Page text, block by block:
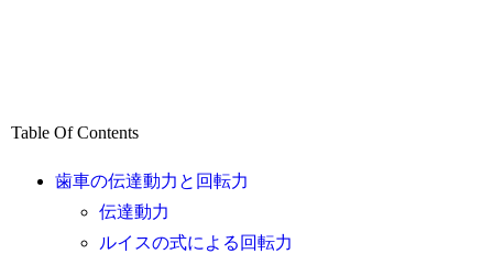
Table Of Contents
歯車の伝達動力と回転力
伝達動力
ルイスの式による回転力